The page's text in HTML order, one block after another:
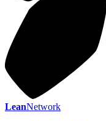
LeanNetwork